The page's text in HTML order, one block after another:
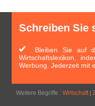
Schreiben Sie
Bleiben Sie auf
Wirtschaftslexikon,
Werbung. Jederzeit mit
Weitere Begriffe : Wirtschaft|